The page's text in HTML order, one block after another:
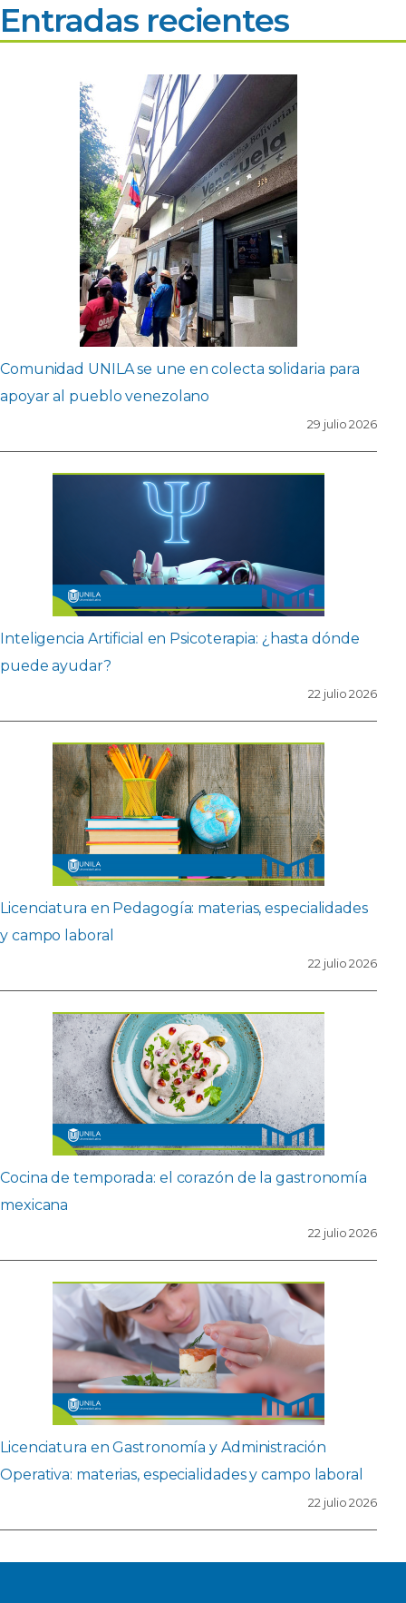
Entradas recientes
Comunidad UNILA se une en colecta solidaria para
apoyar al pueblo venezolano
29 julio 2026
Inteligencia Artificial en Psicoterapia: ¿hasta dónde
puede ayudar?
22 julio 2026
Licenciatura en Pedagogía: materias, especialidades
y campo laboral
22 julio 2026
Cocina de temporada: el corazón de la gastronomía
mexicana
22 julio 2026
Licenciatura en Gastronomía y Administración
Operativa: materias, especialidades y campo laboral
22 julio 2026